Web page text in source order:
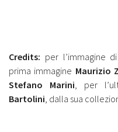
Credits: per l’immagine
prima immagine Maurizio
Stefano Marini , per
Bartolini , dalla sua